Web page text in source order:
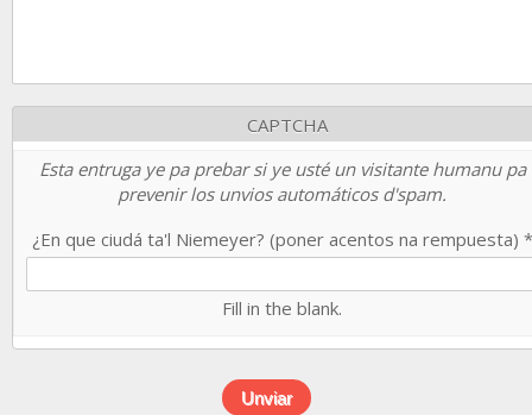
CAPTCHA
Esta entruga ye pa prebar si ye usté un visitante humanu pa
prevenir los unvios automáticos d'spam.
¿En que ciudá ta'l Niemeyer? (poner acentos na rempuesta) *
Fill in the blank.